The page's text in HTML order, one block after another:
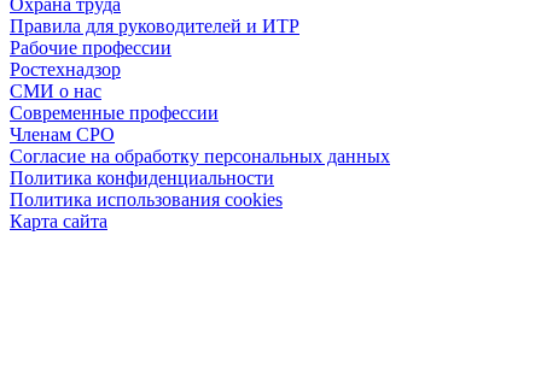
Правила для руководителей и ИТР
Рабочие профессии
Ростехнадзор
СМИ о нас
Современные профессии
Членам СРО
Согласие на обработку персональных данных
Политика конфиденциальности
Политика использования cookies
Карта сайта